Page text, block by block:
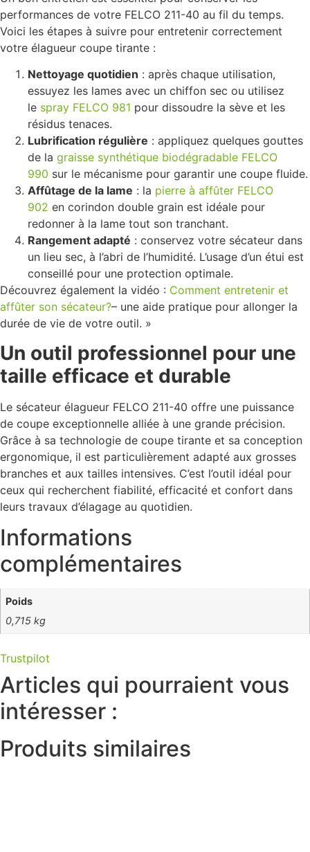
performances de votre FELCO 211-40 au fil du temps.
Voici les étapes à suivre pour entretenir correctement
votre élagueur coupe tirante :
Nettoyage quotidien : après chaque utilisation,
essuyez les lames avec un chiffon sec ou utilisez
le spray FELCO 981 pour dissoudre la sève et les
résidus tenaces.
Lubrification régulière : appliquez quelques gouttes
de la graisse synthétique biodégradable FELCO
990 sur le mécanisme pour garantir une coupe fluide.
Affûtage de la lame : la pierre à affûter FELCO
902 en corindon double grain est idéale pour
redonner à la lame tout son tranchant.
Rangement adapté : conservez votre sécateur dans
un lieu sec, à l’abri de l’humidité. L’usage d’un étui est
conseillé pour une protection optimale.
Découvrez également la vidéo : Comment entretenir et
affûter son sécateur?– une aide pratique pour allonger la
durée de vie de votre outil. »
Un outil professionnel pour une
taille efficace et durable
Le sécateur élagueur FELCO 211-40 offre une puissance
de coupe exceptionnelle alliée à une grande précision.
Grâce à sa technologie de coupe tirante et sa conception
ergonomique, il est particulièrement adapté aux grosses
branches et aux tailles intensives. C’est l’outil idéal pour
ceux qui recherchent fiabilité, efficacité et confort dans
leurs travaux d’élagage au quotidien.
Informations
complémentaires
Poids
0,715 kg
Trustpilot
Articles qui pourraient vous
intéresser :
Produits similaires